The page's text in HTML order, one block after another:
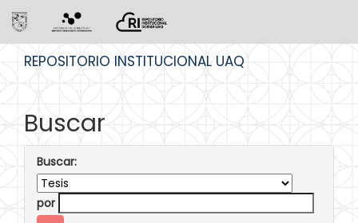
REPOSITORIO INSTITUCIONAL UAQ
Buscar
Buscar:
por